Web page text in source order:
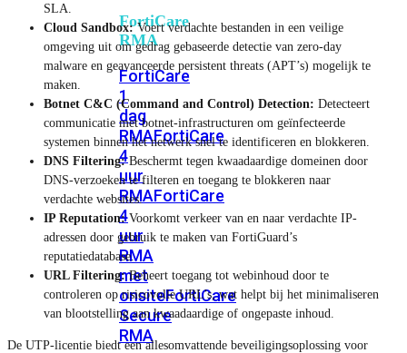
FortiCare
RMA
FortiCare
1
dag
RMAFortiCare
4
uur
RMAFortiCare
4
uur
RMA
met
onsiteFortiCare
Secure
RMA
SLA.
Cloud Sandbox:Voert verdachte bestanden in een veilige
omgeving uit om gedrag gebaseerde detectie van zero-day
malware en geavanceerde persistent threats (APT’s) mogelijk te
maken.
Botnet C&C (Command and Control) Detection: Detecteert
communicatie met botnet-infrastructuren om geïnfecteerde
systemen binnen het netwerk snel te identificeren en blokkeren.
DNS Filtering:Beschermt tegen kwaadaardige domeinen door
DNS-verzoeken te filteren en toegang te blokkeren naar
verdachte websites.
IP Reputation:Voorkomt verkeer van en naar verdachte IP-
adressen door gebruik te maken van FortiGuard’s
reputatiedatabase.
URL Filtering:Beheert toegang tot webinhoud door te
controleren op risicovolle URL’s, wat helpt bij het minimaliseren
van blootstelling aan kwaadaardige of ongepaste inhoud.
De UTP-licentie biedt een allesomvattende beveiligingsoplossing voor